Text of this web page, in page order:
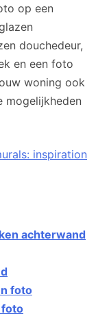
op een
douchedeur,
en een foto
woning ook
mogelijkheden
inspiration
achterwand
foto
foto